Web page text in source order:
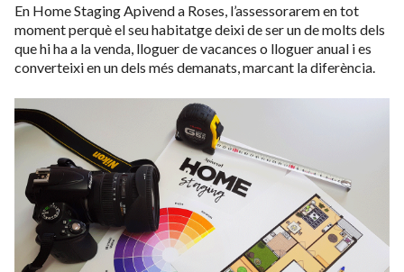
En Home Staging Apivend a Roses, l’assessorarem en tot
moment perquè el seu habitatge deixi de ser un de molts dels
que hi ha a la venda, lloguer de vacances o lloguer anual i es
converteixi en un dels més demanats, marcant la diferència.